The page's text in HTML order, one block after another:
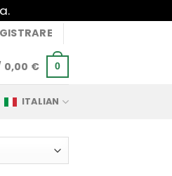
0,00 € 0
ITALIAN